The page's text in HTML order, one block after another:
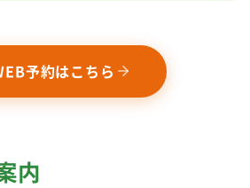
予約はこちら
内